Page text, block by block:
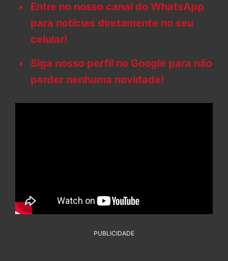
Entre no nosso canal do WhatsApp
para notícias diretamente no seu
celular!
Siga nosso perfil no Google para não
perder nenhuma novidade!
PUBLICIDADE